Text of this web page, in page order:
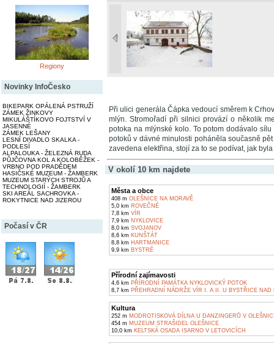
Regiony
Novinky InfoČesko
BIKEPARK OPÁLENÁ PSTRUŽÍ
ZÁMEK ŽINKOVY
MIKULÁŠTÍKOVO FOJTSTVÍ V
JASENNÉ
ZÁMEK LEŠANY
LESNÍ DIVADLO SKALKA -
PODLESÍ
ALPALOUKA - ŽELEZNÁ RUDA
PŮJČOVNA KOL A KOLOBĚŽEK -
VRBNO POD PRADĚDEM
HASIČSKÉ MUZEUM - ŽAMBERK
MUZEUM STARÝCH STROJŮ A
TECHNOLOGIÍ - ŽAMBERK
SKI AREÁL SACHROVKA -
ROKYTNICE NAD JIZEROU
Počasí v ČR
Při ulici generála Čápka vedoucí směrem k
mlýn. Stromořadí při silnici provází o několik
potoka na mlýnské kolo. To potom dodávalo
potoků v dávné minulosti poháněla současně
zavedena elektřina, stojí za to se podívat, jak
V okolí 10 km najdete
Města a obce
408 m OLEŠNICE NA MORAVĚ
5,0 km ROVEČNÉ
7,8 km VÍR
7,9 km NYKLOVICE
8,0 km SVOJANOV
8,6 km KUNŠTÁT
8,8 km HARTMANICE
9,9 km BYSTRÉ
Přírodní zajímavosti
4,6 km PŘÍRODNÍ PAMÁTKA NYKLOVICKÝ POTOK
8,7 km PŘEHRADNÍ NÁDRŽE VÍR I. A II. U BYSTŘICE NAD
Kultura
252 m MODROTISKOVÁ DÍLNA U DANZINGERŮ V
454 m MUZEUM STRAŠIDEL OLEŠNICE
10,0 km KELTSKÁ OSADA ISARNO V LETOVICÍCH